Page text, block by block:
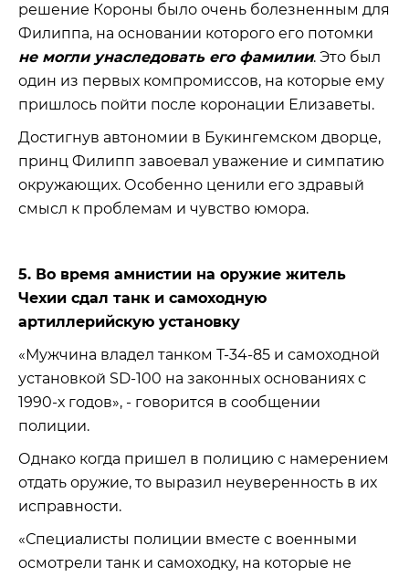
решение Короны было очень болезненным для
Филиппа, на основании которого его потомки
не могли унаследовать его фамилии. Это был
один из первых компромиссов, на которые ему
пришлось пойти после коронации Елизаветы.
Достигнув автономии в Букингемском дворце,
принц Филипп завоевал уважение и симпатию
окружающих. Особенно ценили его здравый
смысл к проблемам и чувство юмора.
5. Во время амнистии на оружие житель
Чехии сдал танк и самоходную
артиллерийскую установку
«Мужчина владел танком Т-34-85 и самоходной
установкой SD-100 на законных основаниях с
1990-х годов», - говорится в сообщении
полиции.
Однако когда пришел в полицию с намерением
отдать оружие, то выразил неуверенность в их
исправности.
«Специалисты полиции вместе с военными
осмотрели танк и самоходку, на которые не